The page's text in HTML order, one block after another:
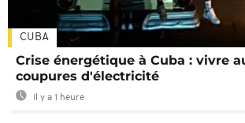
CUBA
Crise énergétique à Cuba : vivre
coupures d'électricité
Il y a 1 heure